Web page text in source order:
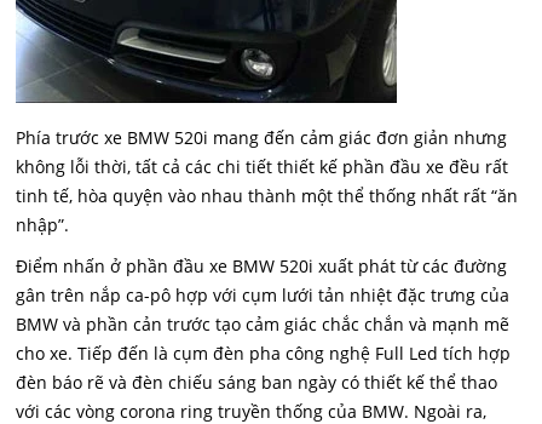
Phía trước xe BMW 520i mang đến cảm giác đơn giản nhưng
không lỗi thời, tất cả các chi tiết thiết kế phần đầu xe đều rất
tinh tế, hòa quyện vào nhau thành một thể thống nhất rất “ăn
nhập”.
Điểm nhấn ở phần đầu xe BMW 520i xuất phát từ các đường
gân trên nắp ca-pô hợp với cụm lưới tản nhiệt đặc trưng của
BMW và phần cản trước tạo cảm giác chắc chắn và mạnh mẽ
cho xe. Tiếp đến là cụm đèn pha công nghệ Full Led tích hợp
đèn báo rẽ và đèn chiếu sáng ban ngày có thiết kế thể thao
với các vòng corona ring truyền thống của BMW. Ngoài ra,